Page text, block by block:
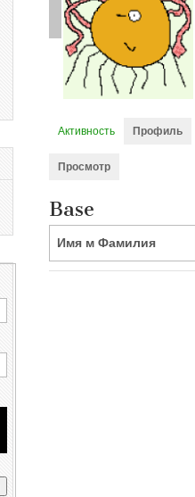
Активность Профиль
Просмотр
Base
Имя м Фамилия